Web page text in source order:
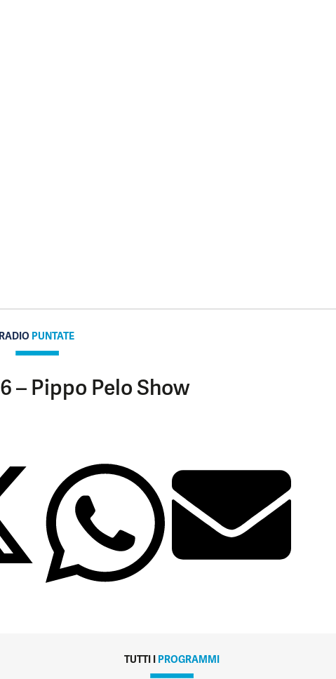
RADIO PUNTATE
– Pippo Pelo Show
TUTTI I PROGRAMMI